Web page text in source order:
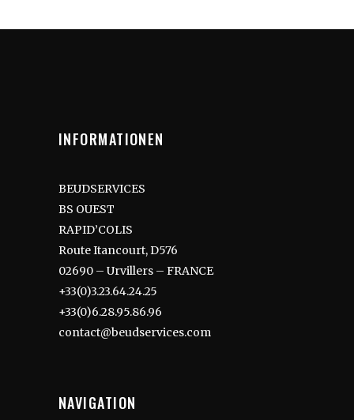
INFORMATIONEN
BEUDSERVICES
BS OUEST
RAPID’COLIS
Route Itancourt, D576
02690 – Urvillers – FRANCE
+33(0)3.23.64.24.25
+33(0)6.28.95.86.96
contact@beudservices.com
NAVIGATION